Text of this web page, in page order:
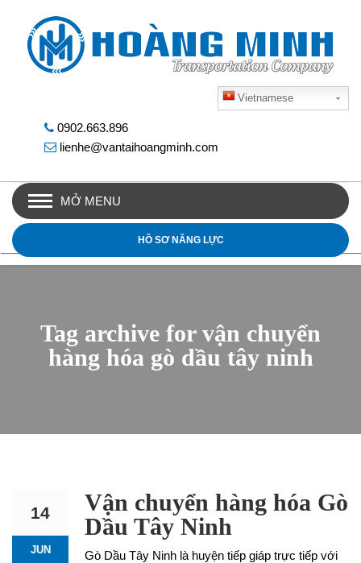
Vietnamese
0902.663.896
lienhe@vantaihoangminh.com
MỞ MENU
HỒ SƠ NĂNG LỰC
Tag archive for vận chuyển
hàng hóa gò dầu tây ninh
14
JUN
Vận chuyển hàng hóa Gò
Dầu Tây Ninh
Gò Dầu Tây Ninh là huyện tiếp giáp trực tiếp với